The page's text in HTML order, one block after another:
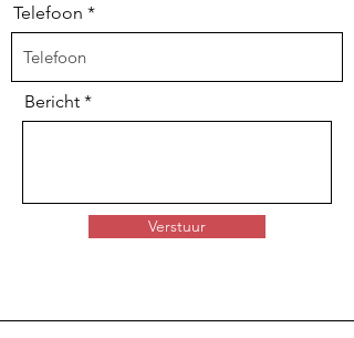
Telefoon
Bericht
Verstuur